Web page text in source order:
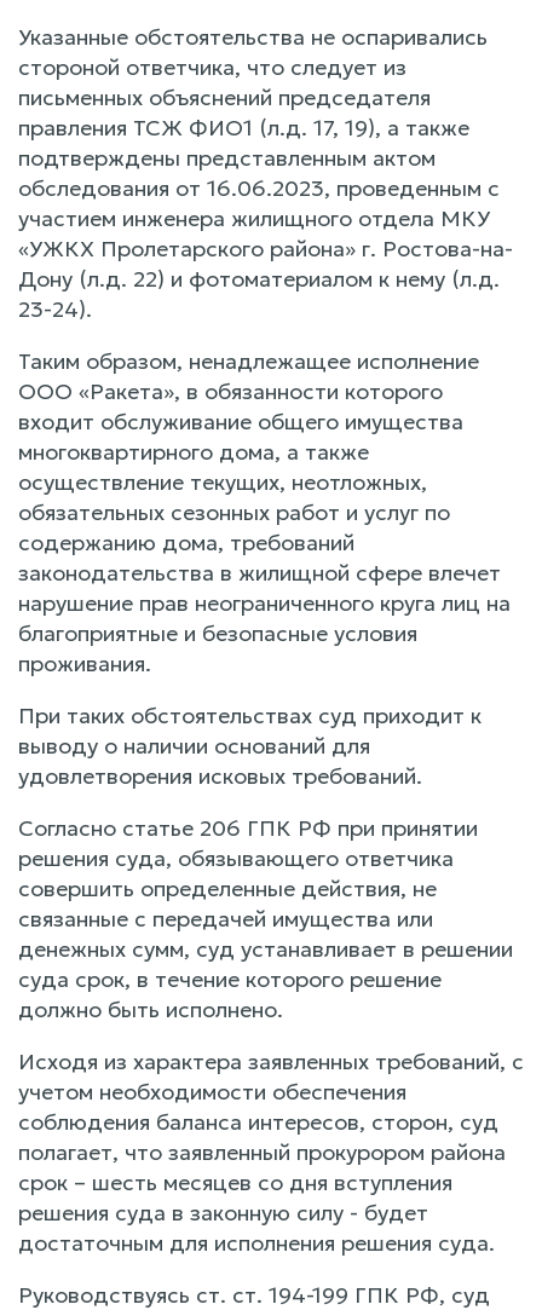
Указанные обстоятельства не оспаривались
стороной ответчика, что следует из
письменных объяснений председателя
правления ТСЖ ФИО1 (л.д. 17, 19), а также
подтверждены представленным актом
обследования от 16.06.2023, проведенным с
участием инженера жилищного отдела МКУ
«УЖКХ Пролетарского района» г. Ростова-на-
Дону (л.д. 22) и фотоматериалом к нему (л.д.
23-24).
Таким образом, ненадлежащее исполнение
ООО «Ракета», в обязанности которого
входит обслуживание общего имущества
многоквартирного дома, а также
осуществление текущих, неотложных,
обязательных сезонных работ и услуг по
содержанию дома, требований
законодательства в жилищной сфере влечет
нарушение прав неограниченного круга лиц на
благоприятные и безопасные условия
проживания.
При таких обстоятельствах суд приходит к
выводу о наличии оснований для
удовлетворения исковых требований.
Согласно статье 206 ГПК РФ при принятии
решения суда, обязывающего ответчика
совершить определенные действия, не
связанные с передачей имущества или
денежных сумм, суд устанавливает в решении
суда срок, в течение которого решение
должно быть исполнено.
Исходя из характера заявленных требований, с
учетом необходимости обеспечения
соблюдения баланса интересов, сторон, суд
полагает, что заявленный прокурором района
срок – шесть месяцев со дня вступления
решения суда в законную силу - будет
достаточным для исполнения решения суда.
Руководствуясь ст. ст. 194-199 ГПК РФ, суд